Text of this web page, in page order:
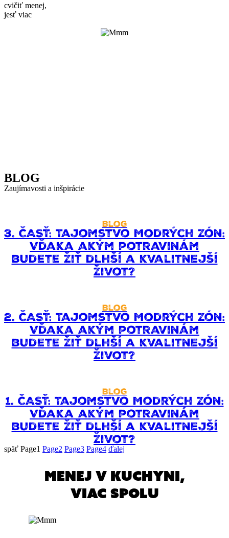
cvičiť menej,
jesť viac
BLOG
Zaujímavosti a inšpirácie
Blog
3. ČASŤ: Tajomstvo Modrých zón:
Vďaka akým potravinám
budete žiť dlhší a kvalitnejší
život?
Blog
2. ČASŤ: Tajomstvo Modrých zón:
Vďaka akým potravinám
budete žiť dlhší a kvalitnejší
život?
Blog
1. ČASŤ: Tajomstvo Modrých zón:
Vďaka akým potravinám
budete žiť dlhší a kvalitnejší
život?
späť Page1 Page2 Page3 Page4 ďalej
menej v kuchyni,
viac spolu